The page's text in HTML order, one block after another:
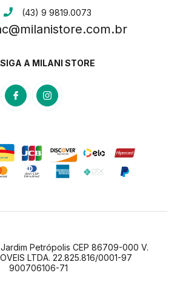
(43) 9 9819.0073
SIGA A MILANI STORE
Petrópolis CEP 86709-000 V.
LTDA. 22.825.816/0001-97
900706106-71